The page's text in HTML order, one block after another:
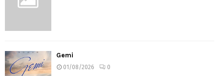
Gemi
01/08/2026 0